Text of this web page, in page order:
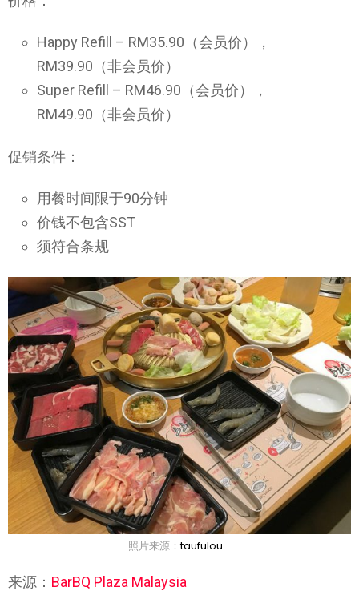
Happy Refill – RM35.90（会员价），
RM39.90（非会员价）
Super Refill – RM46.90（会员价），
RM49.90（非会员价）
促销条件：
用餐时间限于90分钟
价钱不包含SST
须符合条规
照片来源：taufulou
来源： BarBQ Plaza Malaysia